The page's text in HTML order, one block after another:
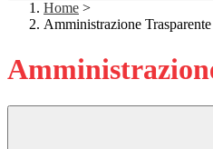
Home >
Amministrazione Trasparente